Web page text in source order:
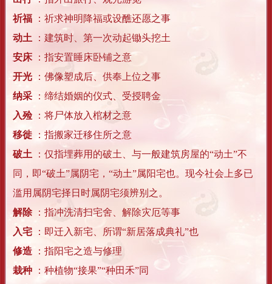
祈福
：祈求神明降福或设醮还愿之事
动土
：建筑时、第一次动起锄头挖土
安床 ：指安置睡床卧铺之意
开光
：佛像塑成后、供奉上位之事
纳采
：缔结婚姻的仪式、受授聘金
入殓
：将尸体放入棺材之意
移徙
：指搬家迁移住所之意
破土
：仅指埋葬用的破土、与一般建筑房屋的“动土”不
同，即“破土”属阴宅，“动土”属阳宅也。现今社会上多已
滥用属阴宅择日时属阴宅须辨别之。
解除 ：指冲洗清扫宅舍、解除灾厄等事
入宅
：即迁入新宅、所谓“新居落成典礼”也
修造
：指阳宅之造与修理
栽种
：种植物“接果”“种田禾”同